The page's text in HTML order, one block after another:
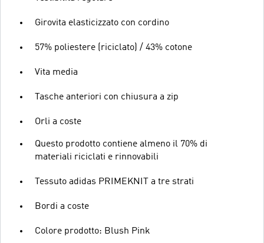
Girovita elasticizzato con cordino
57% poliestere (riciclato) / 43% cotone
Vita media
Tasche anteriori con chiusura a zip
Orli a coste
Questo prodotto contiene almeno il 70% di
materiali riciclati e rinnovabili
Tessuto adidas PRIMEKNIT a tre strati
Bordi a coste
Colore prodotto: Blush Pink